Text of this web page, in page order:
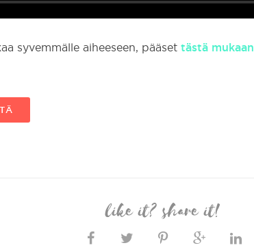
syvemmälle aiheeseen, pääset tästä mukaan
like it? share it!